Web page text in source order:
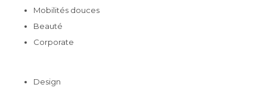
Mobilités douces
Beauté
Corporate
Design